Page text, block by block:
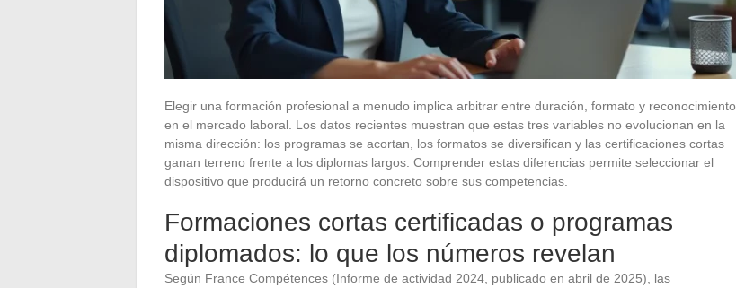
Elegir una formación profesional a menudo implica arbitrar entre duración, formato y reconocimiento
en el mercado laboral. Los datos recientes muestran que estas tres variables no evolucionan en la
misma dirección: los programas se acortan, los formatos se diversifican y las certificaciones cortas
ganan terreno frente a los diplomas largos. Comprender estas diferencias permite seleccionar el
dispositivo que producirá un retorno concreto sobre sus competencias.
Formaciones cortas certificadas o programas
diplomados: lo que los números revelan
Según France Compétences (Informe de actividad 2024, publicado en abril de 2025), las